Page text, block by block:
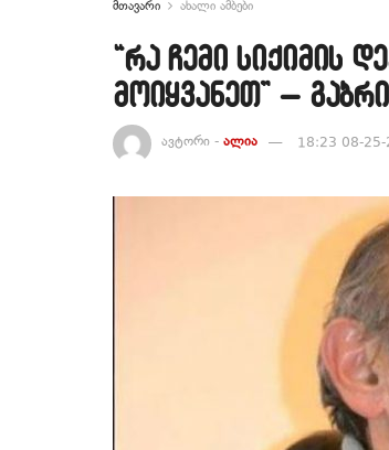
მთავარი ახალი ამბები
“რა ჩემი სიქიმის
მოიყვანეთ” –
ავტორი - ალია 18:23 08-25-